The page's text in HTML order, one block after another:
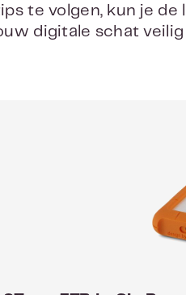
te volgen, kun je
digitale schat